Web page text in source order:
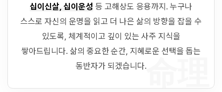
命理
십이신살, 십이운성 등 고해상도 응용까지. 누구나
스스로 자신의 운명을 읽고 더 나은 삶의 방향을 잡을 수
있도록, 체계적이고 깊이 있는 사주 지식을
쌓아드립니다. 삶의 중요한 순간, 지혜로운 선택을 돕는
동반자가 되겠습니다.